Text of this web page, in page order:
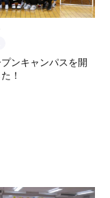
ンキャンパスを開
！